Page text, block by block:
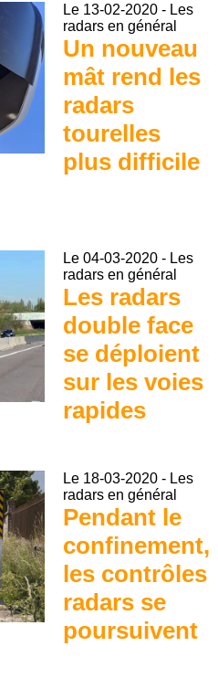
Le 13-02-2020 - Les
radars en général
Un nouveau
mât rend les
radars
tourelles
plus difficile
Le 04-03-2020 - Les
radars en général
Les radars
double face
se déploient
sur les voies
rapides
Le 18-03-2020 - Les
radars en général
Pendant le
confinement,
les contrôles
radars se
poursuivent